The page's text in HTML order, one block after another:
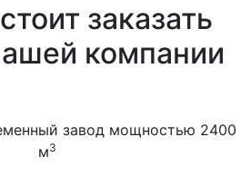
заказать
компании
завод мощностью 2400
м3